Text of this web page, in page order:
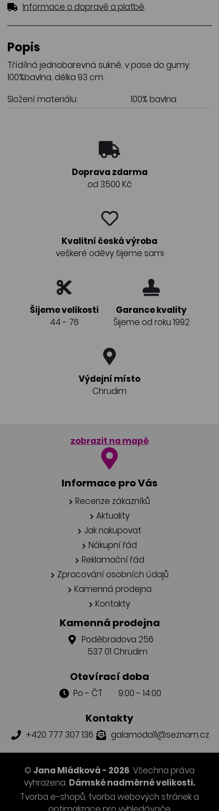
Informace o dopravě a platbě.
Popis
Třídílná jednobarevná sukně, v pase do gumy.
100%bavlna, délka 93 cm.
Složení materiálu:
100% bavlna
Doprava zdarma
od 3500 Kč
Kvalitní česká výroba
veškeré oděvy šijeme sami
Šijeme velikosti
44 - 76
Garance kvality
Šijeme od roku 1992
Výdejní místo
Chrudim
zobrazit na mapě
Informace pro Vás
Recenze zákazníků
Aktuality
Jak nakupovat
Nákupní řád
Reklamační řád
Zpracování osobních údajů
Kamenná prodejna
Kontakty
Kamenná prodejna
Poděbradova 256
537 01 Chrudim
Otevírací doba
Po - ČT 9:00 - 14:00
Kontakty
+420 777 307 136 galamoda11@seznam.cz
© Jana Mládková - 2026. Všechna práva
vyhrazena. Dámské nadměrné velikosti.
Tvorba e-shopů, tvorba webových stránek a